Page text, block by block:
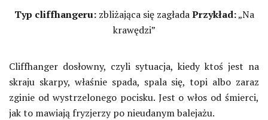
Typ cliffhangeru:zbliżająca się zagładaPrzykład:„Na
krawędzi”
Cliffhanger dosłowny, czyli sytuacja, kiedy ktoś jest na
skraju skarpy, właśnie spada, spala się, topi albo zaraz
zginie od wystrzelonego pocisku. Jest o włos od śmierci,
jak to mawiają fryzjerzy po nieudanym balejażu.